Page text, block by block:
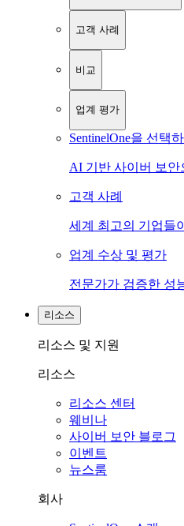
고객 사례
비교
업계 평가
SentinelOne을 선택
AI 기반 사이버 보
고객 사례
세계 최고의 기업들
업계 수상 및 평가
전문가가 검증한 성
리소스
리소스 및 지원
리소스
리소스 센터
웨비나
사이버 보안 블로그
이벤트
뉴스룸
회사